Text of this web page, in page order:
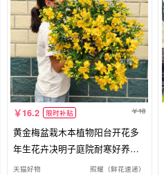
16.2 限时补贴 18
黄金梅盆栽木本植物阳台开花多
年生花卉决明子庭院耐寒好养花
期长
天猫好物 照耀（鲜花速递）